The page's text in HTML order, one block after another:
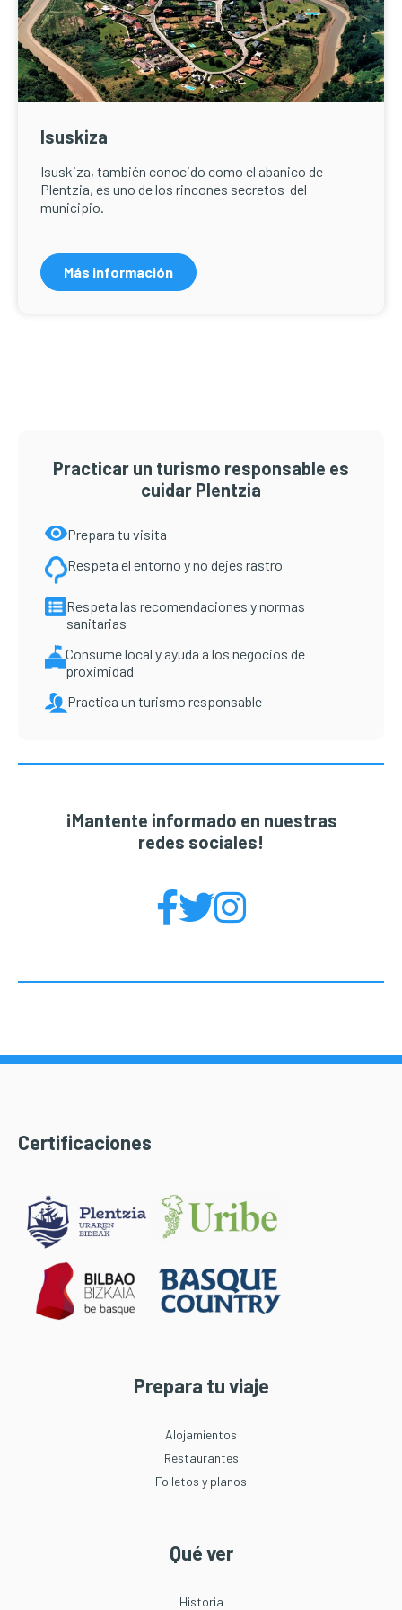
Isuskiza
Isuskiza, también conocido como el abanico de
Plentzia, es uno de los rincones secretos del
municipio.
Más información
Practicar un turismo responsable es
cuidar Plentzia
Prepara tu visita
Respeta el entorno y no dejes rastro
Respeta las recomendaciones y normas
sanitarias
Consume local y ayuda a los negocios de
proximidad
Practica un turismo responsable
¡Mantente informado en nuestras
redes sociales!
Certificaciones
Prepara tu viaje
Alojamientos
Restaurantes
Folletos y planos
Qué ver
Historia